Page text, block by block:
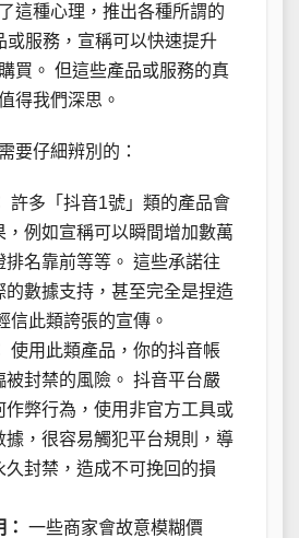
這種心理，推出各種所謂的
或服務，宣稱可以快速提升
買。 但這些產品或服務的真
得我們深思。
要仔細辨別的：
許多「抖音1號」類的產品會
，例如宣稱可以瞬間增加數萬
排名靠前等等。 這些承諾往
的數據支持，甚至完全是捏造
信此類誇張的宣傳。
使用此類產品，你的抖音帳
被封禁的風險。 抖音平台嚴
作弊行為，使用非官方工具或
據，很容易觸犯平台規則，導
久封禁，造成不可挽回的損
一些商家會故意模糊價